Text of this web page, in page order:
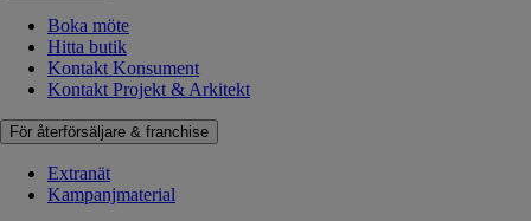
Boka möte
Hitta butik
Kontakt Konsument
Kontakt Projekt & Arkitekt
För återförsäljare & franchise
Extranät
Kampanjmaterial